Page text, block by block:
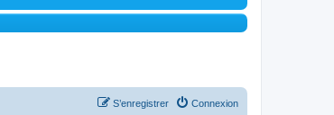
Connexion
S’enregistrer